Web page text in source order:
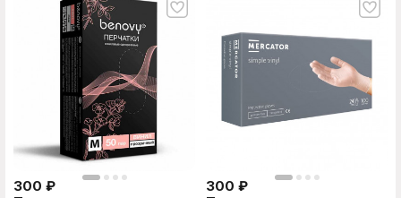
300 ₽ 300 ₽